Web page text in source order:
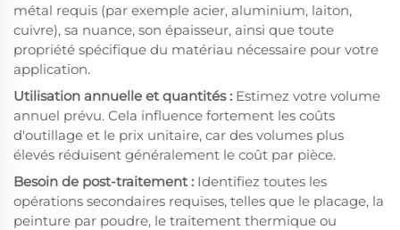
métal requis (par exemple acier, aluminium, laiton,
cuivre), sa nuance, son épaisseur, ainsi que toute
propriété spécifique du matériau nécessaire pour votre
application.
Utilisation annuelle et quantités : Estimez votre volume
annuel prévu. Cela influence fortement les coûts
d'outillage et le prix unitaire, car des volumes plus
élevés réduisent généralement le coût par pièce.
Besoin de post-traitement : Identifiez toutes les
opérations secondaires requises, telles que le placage, la
peinture par poudre, le traitement thermique ou